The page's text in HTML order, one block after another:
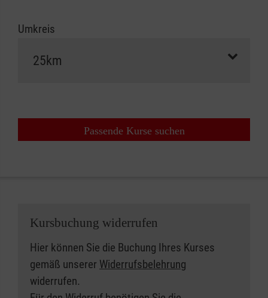
Umkreis
Passende Kurse suchen
Kursbuchung widerrufen
Hier können Sie die Buchung Ihres Kurses
gemäß unserer Widerrufsbelehrung
widerrufen.